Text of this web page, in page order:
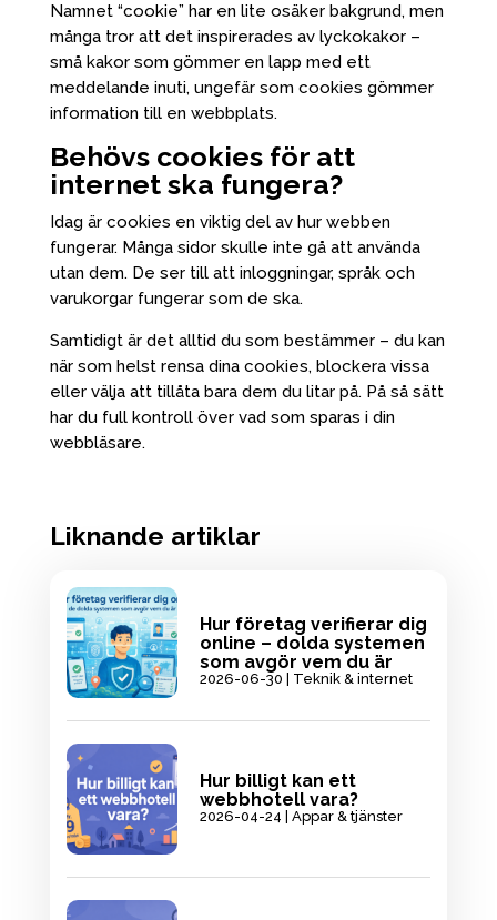
Namnet “cookie” har en lite osäker bakgrund, men
många tror att det inspirerades av lyckokakor –
små kakor som gömmer en lapp med ett
meddelande inuti, ungefär som cookies gömmer
information till en webbplats.
Behövs cookies för att
internet ska fungera?
Idag är cookies en viktig del av hur webben
fungerar. Många sidor skulle inte gå att använda
utan dem. De ser till att inloggningar, språk och
varukorgar fungerar som de ska.
Samtidigt är det alltid du som bestämmer – du kan
när som helst rensa dina cookies, blockera vissa
eller välja att tillåta bara dem du litar på. På så sätt
har du full kontroll över vad som sparas i din
webbläsare.
Liknande artiklar
Hur företag verifierar dig
online – dolda systemen
som avgör vem du är
2026-06-30 Teknik & internet
Hur billigt kan ett
webbhotell vara?
2026-04-24 Appar & tjänster